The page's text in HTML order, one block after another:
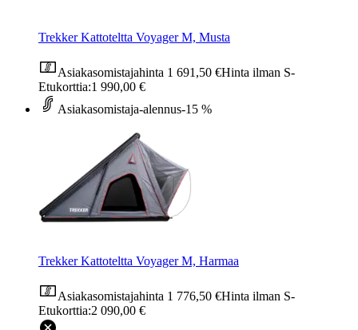
Trekker Kattoteltta Voyager M, Musta
Asiakasomistajahinta 1 691,50 €Hinta ilman S-
Etukorttia:1 990,00 €
Asiakasomistaja-alennus-15 %
Trekker Kattoteltta Voyager M, Harmaa
Asiakasomistajahinta 1 776,50 €Hinta ilman S-
Etukorttia:2 090,00 €